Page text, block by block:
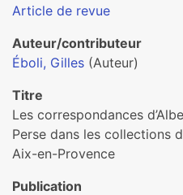
Article de revue
Auteur/contributeur
Éboli, Gilles (Auteur)
Titre
Les correspondances
Perse dans les collections
Aix-en-Provence
Publication